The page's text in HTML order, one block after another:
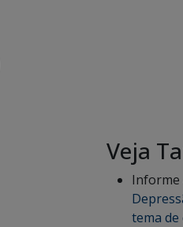
Veja
Informe
tema de